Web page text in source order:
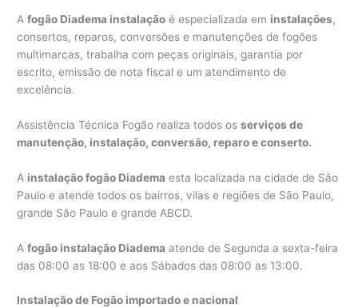
Afogão Diadema instalação é especializada em instalações,
consertos, reparos, conversões e manutenções de fogões
multimarcas, trabalha com peças originais, garantia por
escrito, emissão de nota fiscal e um atendimento de
excelência.
Assistência Técnica Fogão realiza todos osserviços de
manutenção, instalação, conversão, reparo e conserto.
A instalação fogão Diadema esta localizada na cidade de São
Paulo e atende todos os bairros, vilas e regiões de São Paulo,
grande São Paulo e grande ABCD.
Afogão instalação Diadema atende de Segunda a sexta-feira
das 08:00 as 18:00 e aos Sábados das 08:00 as 13:00.
Instalação de Fogão importado e nacional